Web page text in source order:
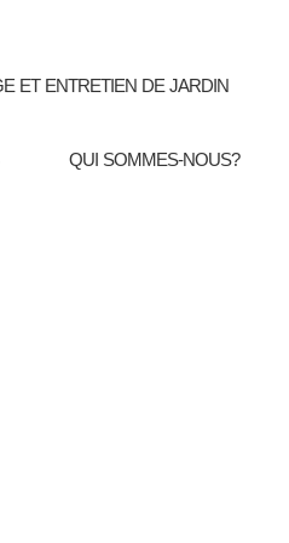
ET ENTRETIEN DE JARDIN
QUI SOMMES-NOUS?